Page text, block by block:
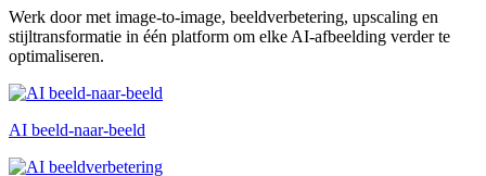
Werk door met image-to-image, beeldverbetering, upscaling en
stijltransformatie in één platform om elke AI-afbeelding verder te
optimaliseren.
AI beeld-naar-beeld